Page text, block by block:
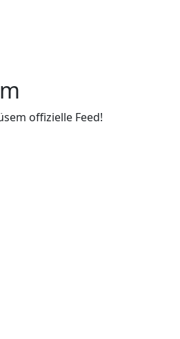
offizielle Feed!